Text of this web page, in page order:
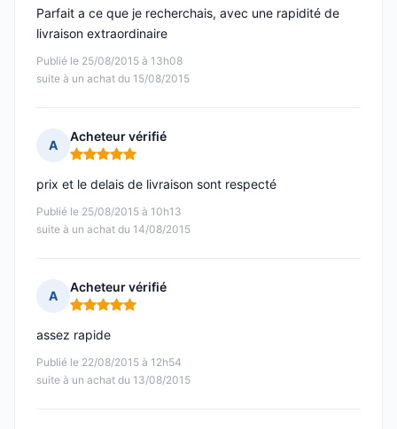
Publié le 25/08/2015 à 13h08
suite à un achat du 15/08/2015
Parfait a ce que je recherchais, avec une rapidité de
livraison extraordinaire
A
Acheteur vérifié
Note : 5 sur 5
Publié le 25/08/2015 à 10h13
suite à un achat du 14/08/2015
prix et le delais de livraison sont respecté
A
Acheteur vérifié
Note : 5 sur 5
Publié le 22/08/2015 à 12h54
suite à un achat du 13/08/2015
assez rapide